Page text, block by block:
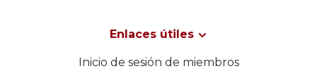
Enlaces útiles
Inicio de sesión de miembros